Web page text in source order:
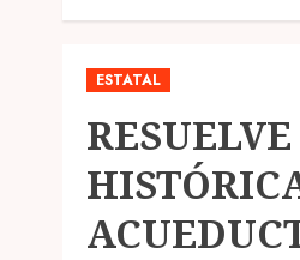
ESTATAL